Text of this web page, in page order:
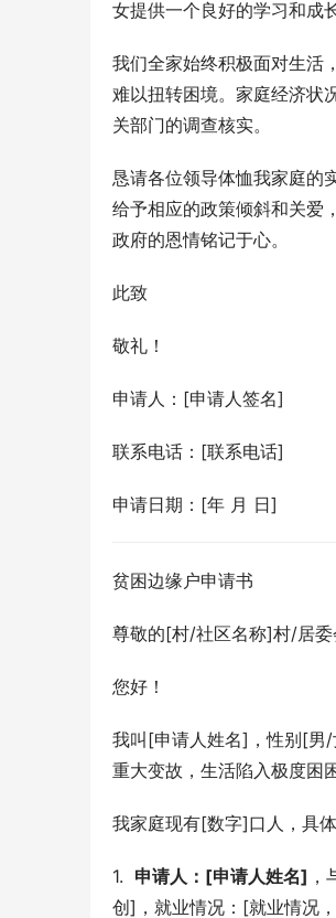
女提供一个良好的学习和成
我们全家始终积极面对生活
难以扭转困境。家庭经济状
关部门的调查核实。
恳请各位领导体恤我家庭的
给予相应的政策倾斜和关爱
政府的恩情铭记于心。
此致
敬礼！
申请人：[申请人签名]
联系电话：[联系电话]
申请日期：[年 月 日]
贫困边缘户申请书
尊敬的[村/社区名称]村/居
您好！
我叫[申请人姓名]，性别[男
重大变故，生活陷入极度困
我家庭现有[数字]口人，具
1. 申请人：[申请人姓名]
创]，就业情况：[就业情况